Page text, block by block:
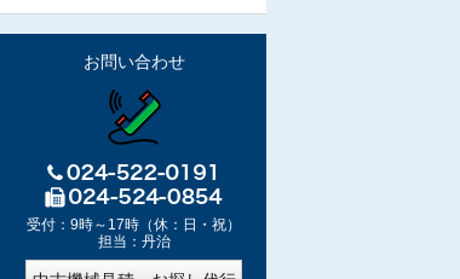
お問い合わせ
受付：9時～17時（休：日・祝）
担当：丹治